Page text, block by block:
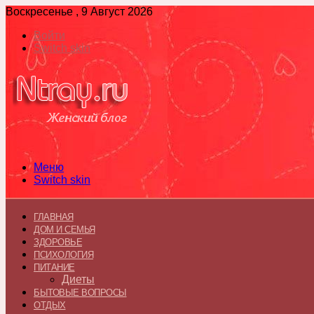
Воскресенье , 9 Август 2026
Войти
Switch skin
Меню
Switch skin
ГЛАВНАЯ
ДОМ И СЕМЬЯ
ЗДОРОВЬЕ
ПСИХОЛОГИЯ
ПИТАНИЕ
Диеты
БЫТОВЫЕ ВОПРОСЫ
ОТДЫХ